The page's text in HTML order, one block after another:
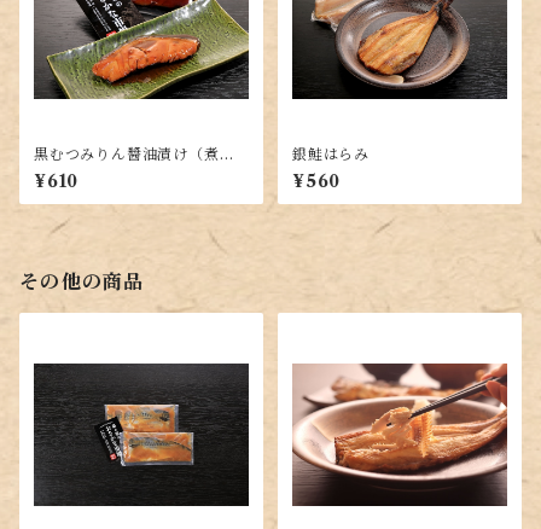
黒むつみりん醬油漬け（煮付
け用）
¥610
銀鮭はらみ
¥560
その他の商品